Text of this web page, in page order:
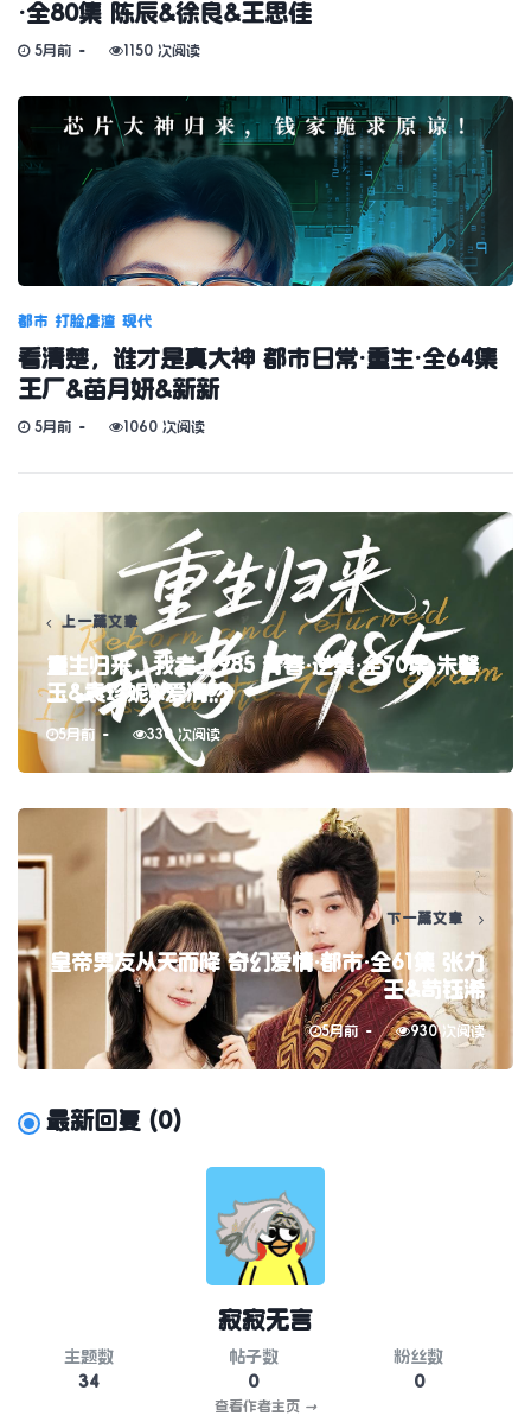
·全80集 陈辰&徐良&王思佳
5月前 1150 次阅读
都市 打脸虐渣 现代
看清楚，谁才是真大神 都市日常·重生·全64集
王厂&苗月妍&新新
5月前 1060 次阅读
上一篇文章
重生归来，我考上985 青春·逆袭·全70集 朱馨
玉&袁珍妮&爱清然
5月前 330 次阅读
下一篇文章
皇帝男友从天而降 奇幻爱情·都市·全61集 张力
壬&苟钰浠
5月前 930 次阅读
最新回复 (0)
寂寂无言
主题数
34
帖子数
0
粉丝数
0
查看作者主页 →